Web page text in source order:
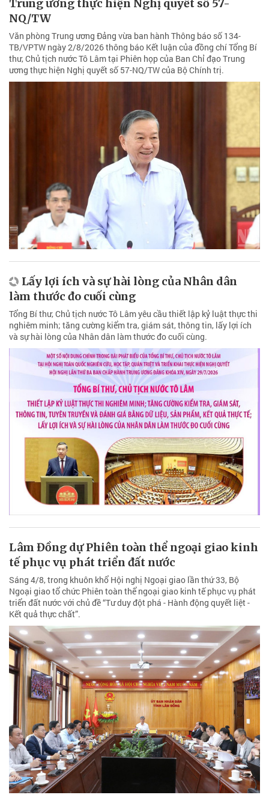
Trung ương thực hiện Nghị quyết số 57-
NQ/TW
Văn phòng Trung ương Đảng vừa ban hành Thông báo số 134-
TB/VPTW ngày 2/8/2026 thông báo Kết luận của đồng chí Tổng Bí
thư, Chủ tịch nước Tô Lâm tại Phiên họp của Ban Chỉ đạo Trung
ương thực hiện Nghị quyết số 57-NQ/TW của Bộ Chính trị.
Lấy lợi ích và sự hài lòng của Nhân dân
làm thước đo cuối cùng
Tổng Bí thư, Chủ tịch nước Tô Lâm yêu cầu thiết lập kỷ luật thực thi
nghiêm minh; tăng cường kiểm tra, giám sát, thông tin, lấy lợi ích
và sự hài lòng của Nhân dân làm thước đo cuối cùng.
Lâm Đồng dự Phiên toàn thể ngoại giao kinh
tế phục vụ phát triển đất nước
Sáng 4/8, trong khuôn khổ Hội nghị Ngoại giao lần thứ 33, Bộ
Ngoại giao tổ chức Phiên toàn thể ngoại giao kinh tế phục vụ phát
triển đất nước với chủ đề “Tư duy đột phá - Hành động quyết liệt -
Kết quả thực chất”.